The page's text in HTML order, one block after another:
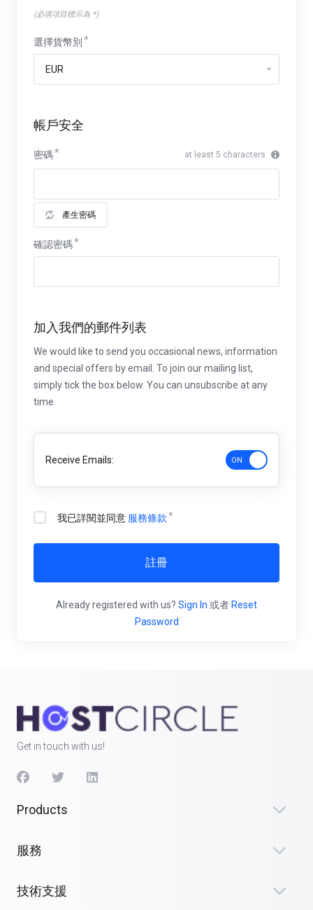
(必填項目標示為 *)
選擇貨幣別
帳戶安全
密碼 at least 5 characters
產生密碼
確認密碼
加入我們的郵件列表
We would like to send you occasional news, information
and special offers by email. To join our mailing list,
simply tick the box below. You can unsubscribe at any
time.
Receive Emails:
我已詳閱並同意 服務條款
註冊
Already registered with us? Sign In 或者 Reset
Password
Get in touch with us!
Products
服務
技術支援